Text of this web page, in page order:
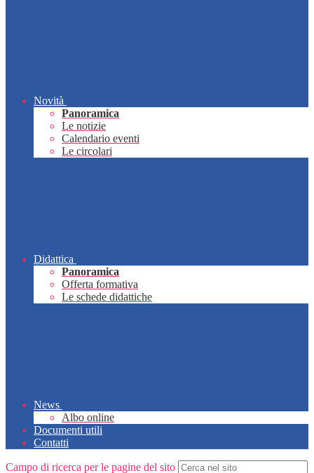
Novità
Panoramica
Le notizie
Calendario eventi
Le circolari
Didattica
Panoramica
Offerta formativa
Le schede didattiche
News
Albo online
Documenti utili
Contatti
Campo di ricerca per le pagine del sito